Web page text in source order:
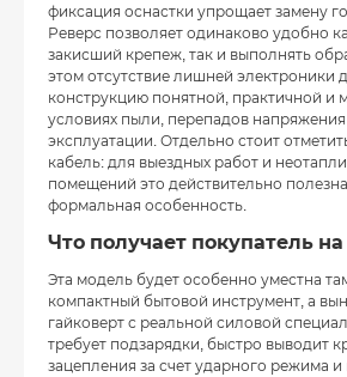
фиксация оснастки упрощает замену
Реверс позволяет одинаково удобно
закисший крепеж, так и выполнять
этом отсутствие лишней электроники
конструкцию понятной, практичной и
условиях пыли, перепадов
эксплуатации. Отдельно стоит
кабель: для выездных работ и
помещений это действительно
формальная особенность.
Что получает покупатель
Эта модель будет особенно уместна
компактный бытовой инструмент, а
гайковерт с реальной силовой
требует подзарядки, быстро выводит
зацепления за счет ударного режима